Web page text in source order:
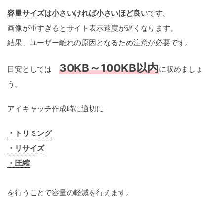
容量サイズは小さいければ小さいほど良いです。
画像が重すぎるとサイト表示速度が遅くなります。
結果、ユーザー離れの原因となるため注意が必要です。
目安としては 30KB～100KB以内に収めましょ
う。
アイキャッチ作成時に適切に
・トリミング
・リサイズ
・圧縮
を行うことで容量の軽減を行えます。